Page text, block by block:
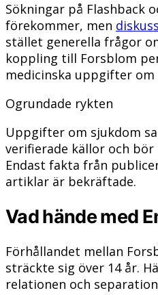
Sökningar på Flashback
förekommer, men
stället generella frågor
koppling till Forsblom
medicinska uppgifter
Ogrundade rykten
Uppgifter om sjukdom
verifierade källor och bör
Endast fakta från
artiklar är bekräftade.
Vad hände med
Förhållandet mellan
sträckte sig över 14 år.
relationen och